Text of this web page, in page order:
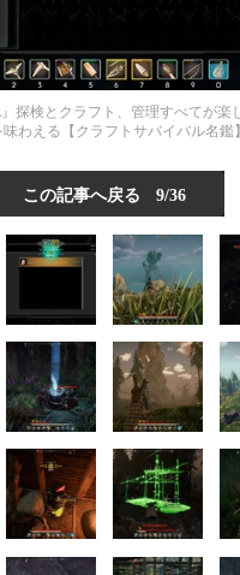
探検とクラフト、管理すべてが
わえる【クラフトサバイバル名鑑】
この記事へ戻る 9/36